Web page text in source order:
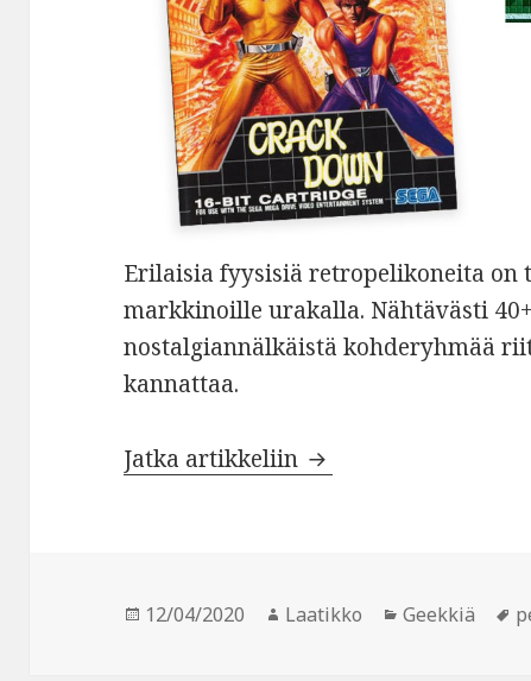
Erilaisia fyysisiä retropelikoneita
markkinoille urakalla. Nähtävästi
nostalgiannälkäistä kohderyhmää
kannattaa.
Jatka artikkeliin Retropelien SEGA-
Julkaistu
12/04/2020 Kirjoittaja
Laatikko Kategoriat
Geekkiä